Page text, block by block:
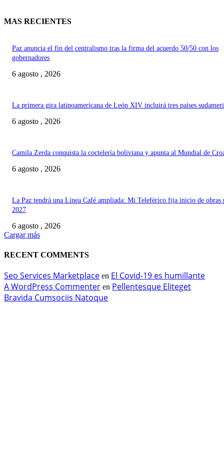
MAS RECIENTES
Paz anuncia el fin del centralismo tras la firma del acuerdo 50/50 con los
gobernadores
6 agosto , 2026
La primera gira latinoamericana de León XIV incluirá tres países
6 agosto , 2026
Camila Zerda conquista la coctelería boliviana y apunta al Mundial de
6 agosto , 2026
La Paz tendrá una Línea Café ampliada: Mi Teleférico fija inicio de obras
2027
6 agosto , 2026
Cargar más
RECENT COMMENTS
Seo Services Marketplace en El Covid-19 es humillante
A WordPress Commenter en Pellentesque Eliteget
Bravida Cumsociis Natoque